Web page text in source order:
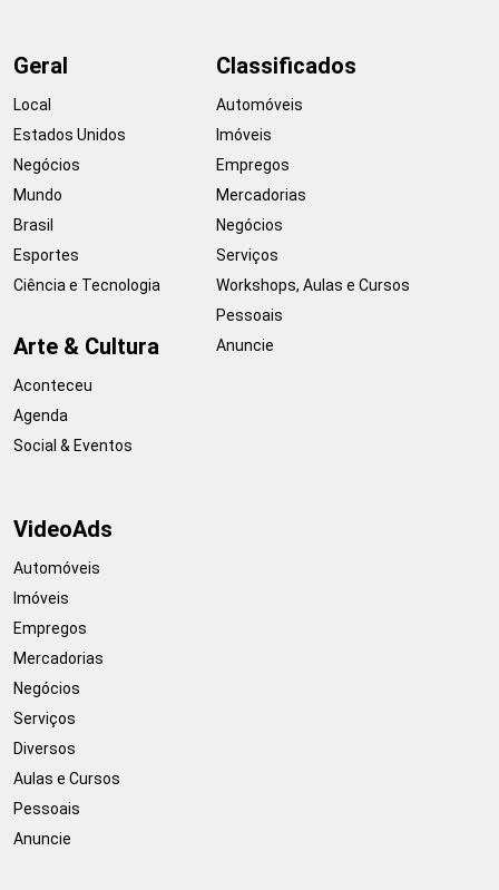
Geral
Local
Estados Unidos
Negócios
Mundo
Brasil
Esportes
Ciência e Tecnologia
Arte & Cultura
Aconteceu
Agenda
Social & Eventos
Classificados
Automóveis
Imóveis
Empregos
Mercadorias
Negócios
Serviços
Workshops, Aulas e Cursos
Pessoais
Anuncie
VideoAds
Automóveis
Imóveis
Empregos
Mercadorias
Negócios
Serviços
Diversos
Aulas e Cursos
Pessoais
Anuncie